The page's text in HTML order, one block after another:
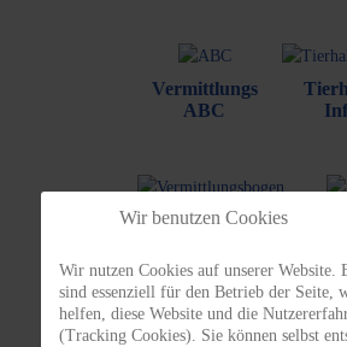
Vermittlungs
ABC
Vermittlungs-
Wir benutzen Cookies
Wir nutzen Cookies auf unserer Website.
sind essenziell für den Betrieb der Seite,
helfen, diese Website und die
(Tracking Cookies). Sie können selbst